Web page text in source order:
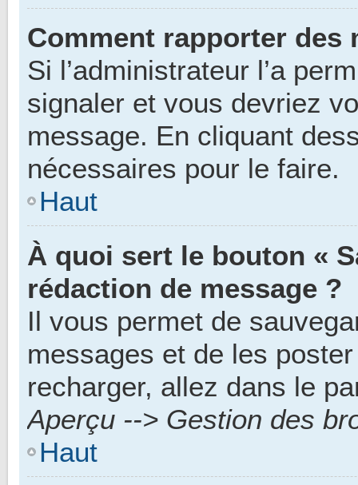
Comment rapporter des
Si l’administrateur l’a
signaler et vous devriez
message. En cliquant
nécessaires pour le faire.
Haut
À quoi sert le bouton «
rédaction de message ?
Il vous permet de
messages et de les
recharger, allez dans le
Aperçu --> Gestion des
Haut